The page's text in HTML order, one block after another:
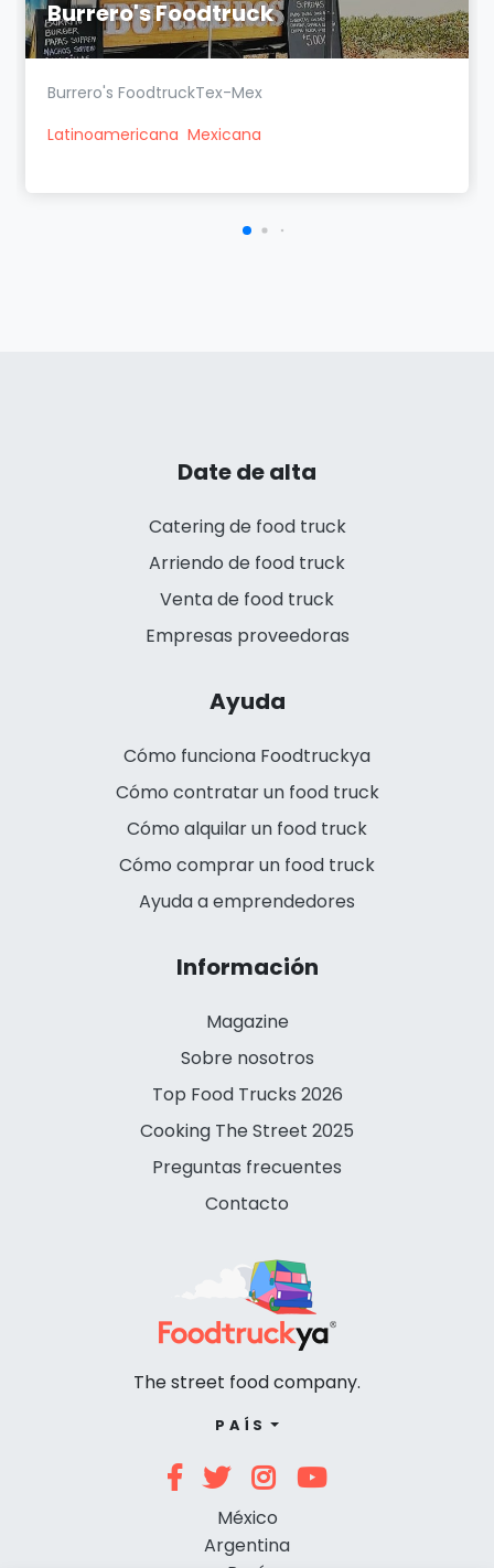
Burrero's Foodtruck
Burrero's FoodtruckTex-Mex
Latinoamericana Mexicana
Date de alta
Catering de food truck
Arriendo de food truck
Venta de food truck
Empresas proveedoras
Ayuda
Cómo funciona Foodtruckya
Cómo contratar un food truck
Cómo alquilar un food truck
Cómo comprar un food truck
Ayuda a emprendedores
Información
Magazine
Sobre nosotros
Top Food Trucks 2026
Cooking The Street 2025
Preguntas frecuentes
Contacto
The street food company.
PAÍS
México
Argentina